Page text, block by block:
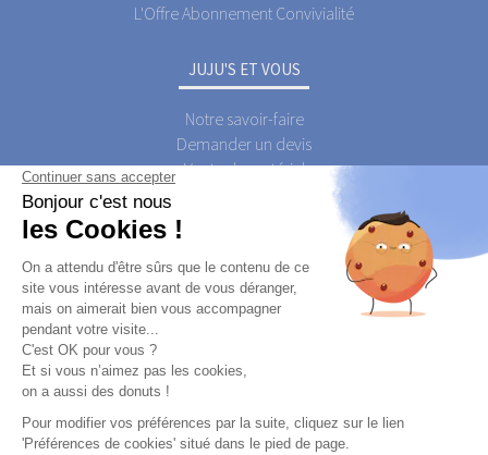
L'Offre Abonnement Convivialité
JUJU'S ET VOUS
Notre savoir-faire
Demander un devis
Vente de matériel
Qui est JUJU'S Activations ?
Qui sont les JUJU'S Activateurs ?
Postuler
Qui est JUJU'S ?
Le Blog JUJU'S Activations
Foire Aux Questions
JUJU'S Animations